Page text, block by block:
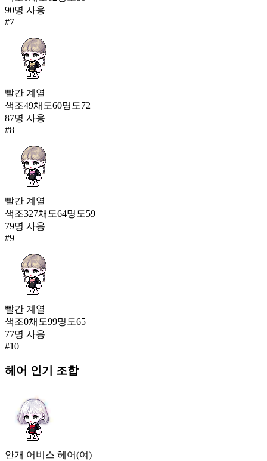
90명 사용
#7
빨간 계열
색조49채도60명도72
87명 사용
#8
빨간 계열
색조327채도64명도59
79명 사용
#9
빨간 계열
색조0채도99명도65
77명 사용
#10
헤어 인기 조합
안개 어비스 헤어(여)